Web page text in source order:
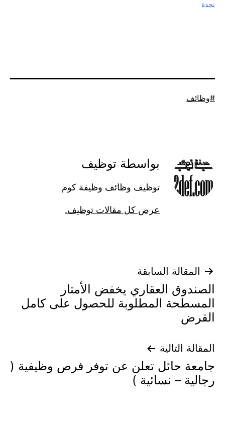
بجدة
موسوم
وظائف
بواسطة توظيف
توظيف وظائف وظيفة كوم
عرض كل مقالات توظيف.
تصفّح
المقالات
المقالة السابقة
الصندوق العقاري يخفض الأمتار
المسطحة المطلوبة للحصول على كامل
القرض
المقالة التالية
جامعة حائل تعلن عن توفر فرص وظيفية (
رجالية – نسائية )